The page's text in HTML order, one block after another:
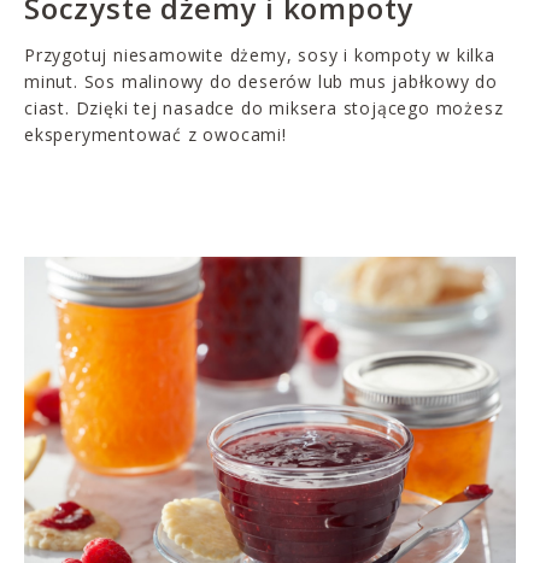
Soczyste dżemy i kompoty
Przygotuj niesamowite dżemy, sosy i kompoty w kilka
minut. Sos malinowy do deserów lub mus jabłkowy do
ciast. Dzięki tej nasadce do miksera stojącego możesz
eksperymentować z owocami!